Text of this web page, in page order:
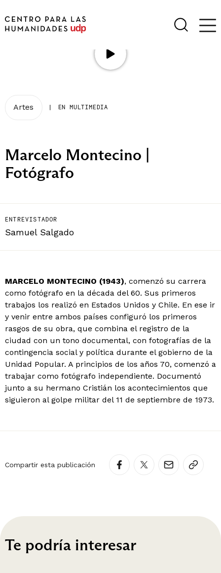
Artes | EN MULTIMEDIA
Marcelo Montecino |
Fotógrafo
ENTREVISTADOR
Samuel Salgado
MARCELO MONTECINO (1943), comenzó su carrera
como fotógrafo en la década del 60. Sus primeros
trabajos los realizó en Estados Unidos y Chile. En ese ir
y venir entre ambos países configuró los primeros
rasgos de su obra, que combina el registro de la
ciudad con un tono documental, con fotografías de la
contingencia social y política durante el gobierno de la
Unidad Popular. A principios de los años 70, comenzó a
trabajar como fotógrafo independiente. Documentó
junto a su hermano Cristián los acontecimientos que
siguieron al golpe militar del 11 de septiembre de 1973.
Compartir esta publicación
Te podría interesar